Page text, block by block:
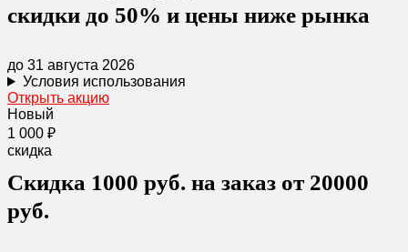
скидки до 50% и цены ниже рынка
до 31 августа 2026
Условия использования
Открыть акцию
Новый
1 000 ₽
скидка
Скидка 1000 руб. на заказ от 20000
руб.